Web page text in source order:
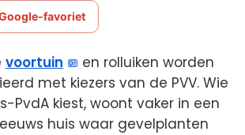
favoriet
voortuin
en rolluiken worden
met kiezers van de PVV. Wie
PvdA kiest, woont vaker in een
huis waar gevelplanten